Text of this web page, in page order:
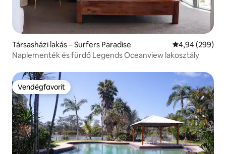
Társasházi lakás – Surfers Paradise Átlagos
4,94 (299)
Naplementék és fürdő Legends Oceanview lakosztály
Vendégfavorit
Vendégfavorit